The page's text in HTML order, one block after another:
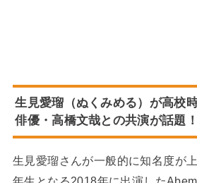
生見愛瑠（ぬくみめる）が高校
俳優・高橋文哉との共演が話題
生見愛瑠さんが一般的に知名度が